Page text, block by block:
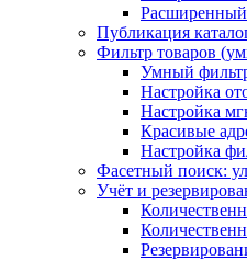
Публикация
Фильтр товаров
Умный
Настройка
Настройка
Красивые
Настройка
Фасетный поиск:
Учёт и